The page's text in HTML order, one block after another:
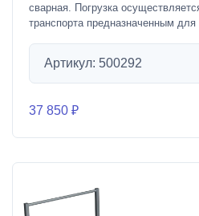
сварная. Погрузка
транспорта предназначенным для
Артикул: 500292
37 850 ₽